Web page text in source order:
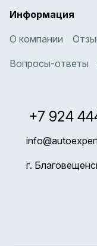
Информация
О компании
Вопросы-ответы
+7 924
г.